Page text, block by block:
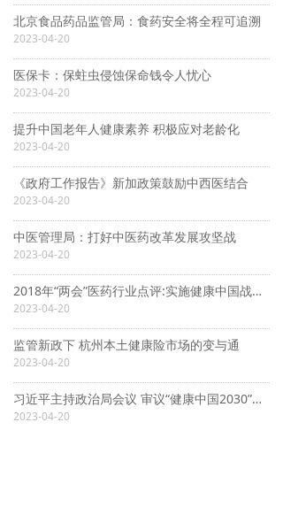
北京食品药品监管局：食药安全将全程可追溯
2023-04-20
医保卡：保蛀虫侵蚀保命钱令人忧心
2023-04-20
提升中国老年人健康素养 积极应对老龄化
2023-04-20
《政府工作报告》新加政策鼓励中西医结合
2023-04-20
中医管理局：打好中医药改革发展攻坚战
2023-04-20
2018年“两会”医药行业点评:实施健康中国战略,提升健康保障水平
2023-04-20
监管新政下 杭州本土健康险市场的变与通
2023-04-20
习近平主持政治局会议 审议“健康中国2030”规划纲要
2023-04-20